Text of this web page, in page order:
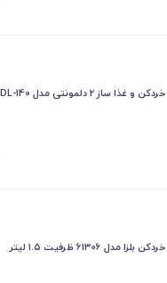
خردکن و غذا ساز 2 دلمونتی مدل DL-140 با ضمانت 18
خردکن بلزا مدل 61306 ظرفیت ۱.۵ لیتر